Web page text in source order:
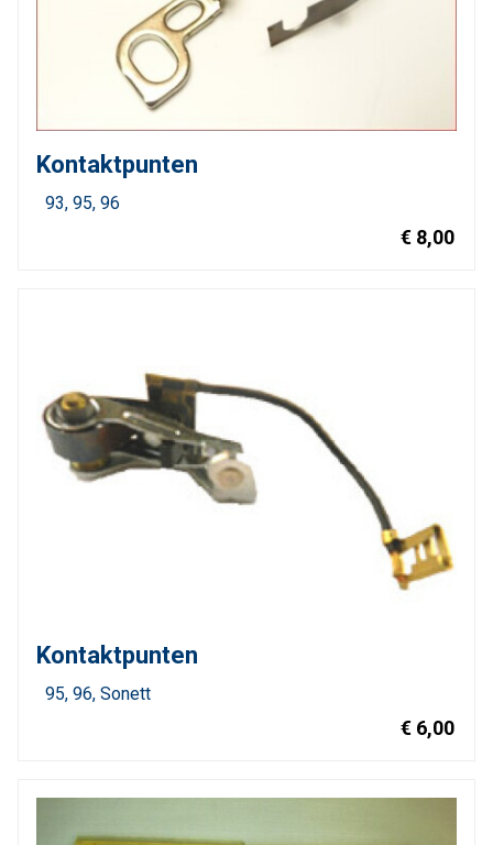
Kontaktpunten
93 95 96
€ 8,00
Kontaktpunten
95 96 Sonett
€ 6,00